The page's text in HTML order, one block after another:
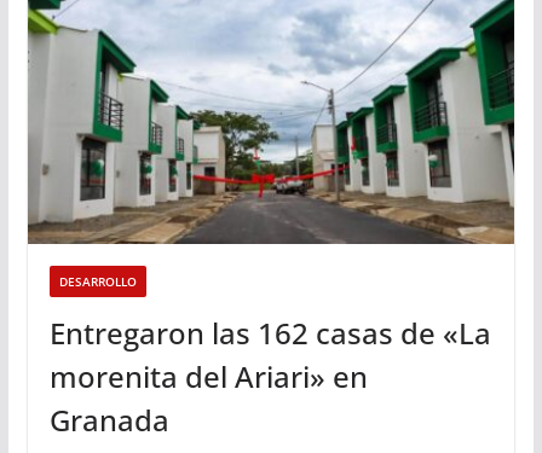
DESARROLLO
Entregaron las 162 casas de «La
morenita del Ariari» en
Granada